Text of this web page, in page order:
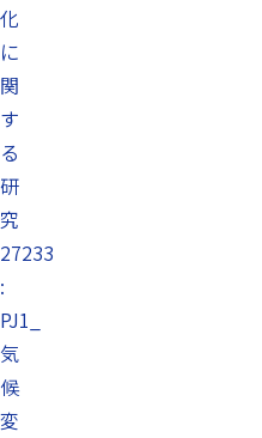
化
に
関
す
る
研
究
27233
:
PJ1_
気
候
変